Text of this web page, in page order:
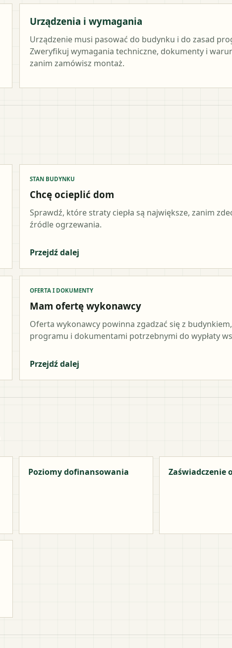
Urządzenia i wymagania
Urządzenie musi pasować do budynku i do zasad
Zweryfikuj wymagania techniczne, dokumenty i
zanim zamówisz montaż.
STAN BUDYNKU
Chcę ocieplić dom
Sprawdź, które straty ciepła są największe, zanim
źródle ogrzewania.
Przejdź dalej
OFERTA I DOKUMENTY
Mam ofertę wykonawcy
Oferta wykonawcy powinna zgadzać się z
programu i dokumentami potrzebnymi do wypłaty
Przejdź dalej
Poziomy dofinansowania Zaświadczenie